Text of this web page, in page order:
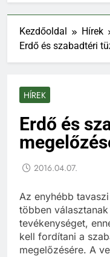
Kezdőoldal
Hírek
Erdő és szabadtéri
HÍREK
Erdő és
2016.04.07.
Az enyhébb
többen
tevékenységet,
kell fordítani a
megelőzésére. A